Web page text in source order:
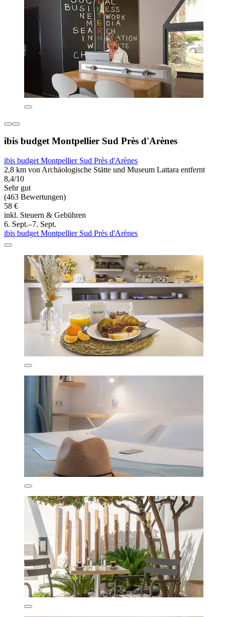
ibis budget Montpellier Sud Près d'Arènes
ibis budget Montpellier Sud Près d'Arènes
2,8 km von Archäologische Stätte und Museum Lattara entfernt
8,4/10
Sehr gut
(463 Bewertungen)
58 €
inkl. Steuern & Gebühren
6. Sept.–7. Sept.
ibis budget Montpellier Sud Près d'Arènes